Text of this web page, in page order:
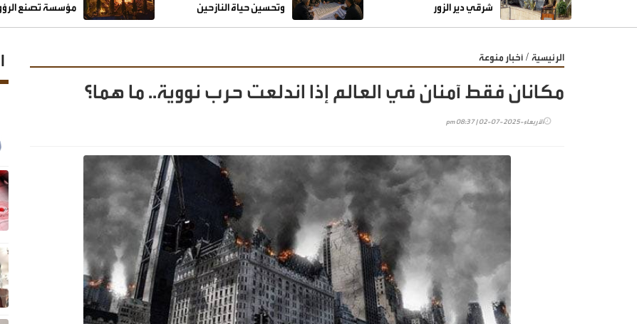
شرقي دير الزور
وتحسين حياة النازحين
مؤسسة تصنع
الرئيسية / أخبار منوعة
مكانان فقط آمنان في العالم إذا اندلعت حرب نووية.. ما هما؟
الأربعاء-2025-07-02 | 08:37 pm